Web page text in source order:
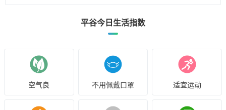
平谷今日生活指数
空气良 不用佩戴口罩 适宜运动